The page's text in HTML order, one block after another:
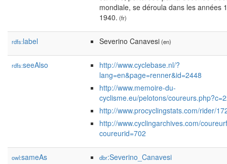
mondiale, se déroula dans les années
1940. (fr)
rdfs:label Severino Canavesi(en)
rdfs:seeAlso
http://www.cyclebase.nl/?
lang=en&page=renner&id=2448
http://www.memoire-du-
cyclisme.eu/pelotons/
http://www.procyclingstats.com/rider/
http://www.cyclingarchives.com/
coureurid=702
owl:sameAs dbr:Severino_Canavesi